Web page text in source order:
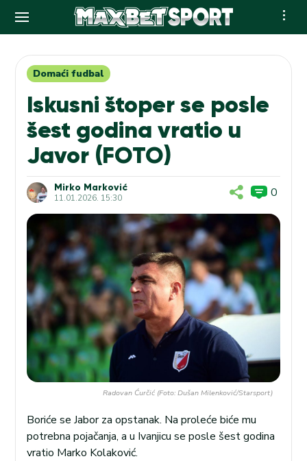
contentDomaći fudbal
Iskusni štoper se posle
šest godina vratio u
Javor (FOTO)
Mirko Marković
11.01.2026. 15:30 0
Radovan Ćurčić (Foto: Dušan Milenković/Starsport)
Boriće se Jabor za opstanak. Na proleće biće mu
potrebna pojačanja, a u Ivanjicu se posle šest godina
vratio Marko Kolaković.